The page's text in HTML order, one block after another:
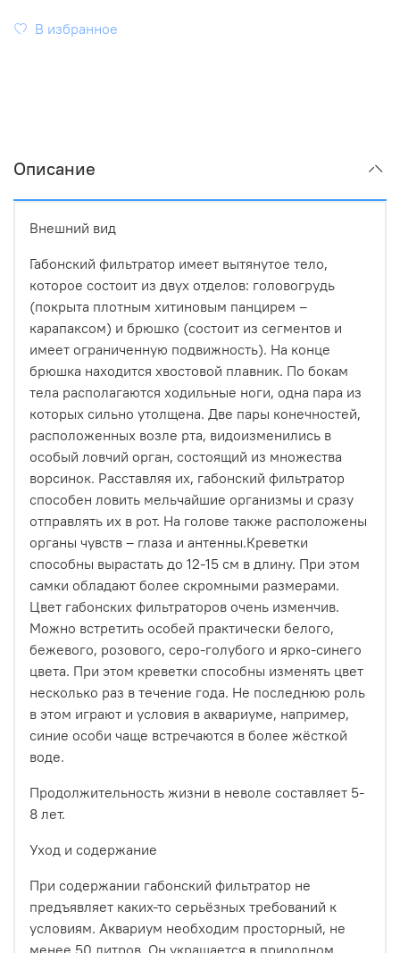
В избранное
Описание
Внешний вид
Габонский фильтратор имеет вытянутое тело,
которое состоит из двух отделов: головогрудь
(покрыта плотным хитиновым панцирем –
карапаксом) и брюшко (состоит из сегментов и
имеет ограниченную подвижность). На конце
брюшка находится хвостовой плавник. По бокам
тела располагаются ходильные ноги, одна пара из
которых сильно утолщена. Две пары конечностей,
расположенных возле рта, видоизменились в
особый ловчий орган, состоящий из множества
ворсинок. Расставляя их, габонский фильтратор
способен ловить мельчайшие организмы и сразу
отправлять их в рот. На голове также расположены
органы чувств – глаза и антенны.Креветки
способны вырастать до 12-15 см в длину. При этом
самки обладают более скромными размерами.
Цвет габонских фильтраторов очень изменчив.
Можно встретить особей практически белого,
бежевого, розового, серо-голубого и ярко-синего
цвета. При этом креветки способны изменять цвет
несколько раз в течение года. Не последнюю роль
в этом играют и условия в аквариуме, например,
синие особи чаще встречаются в более жёсткой
воде.
Продолжительность жизни в неволе составляет 5-
8 лет.
Уход и содержание
При содержании габонский фильтратор не
предъявляет каких-то серьёзных требований к
условиям. Аквариум необходим просторный, не